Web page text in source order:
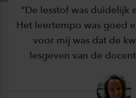
De lesstof was duidelijk
Het leertempo was goed
voor mij was dat de
lesgeven van de